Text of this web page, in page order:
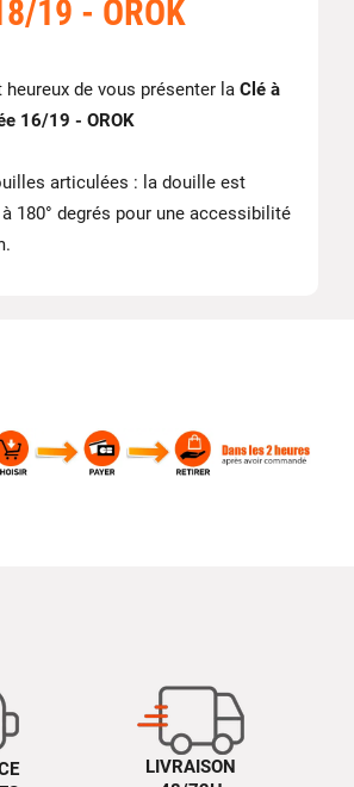
19 - OROK
heureux de vous présenter la Clé à
16/19 - OROK
articulées : la douille est
180° degrés pour une accessibilité
LIVRAISON